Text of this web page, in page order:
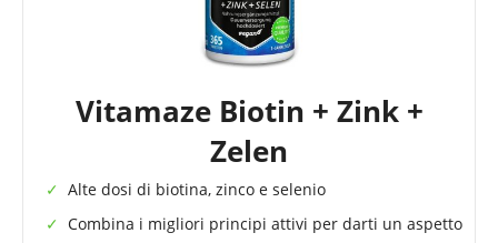
Vitamaze Biotin + Zink +
Zelen
Alte dosi di biotina, zinco e selenio
Combina i migliori principi attivi per darti un aspetto